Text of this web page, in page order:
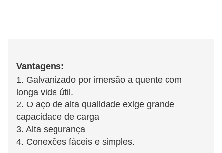
Vantagens:
1. Galvanizado por imersão a quente com
longa vida útil.
2. O aço de alta qualidade exige grande
capacidade de carga
3. Alta segurança
4. Conexões fáceis e simples.